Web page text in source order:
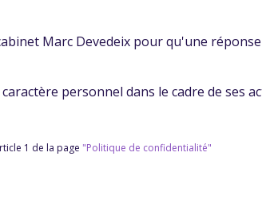
Marc Devedeix pour qu'une
personnel dans le cadre de ses
1 de la page "Politique de confidentialité"